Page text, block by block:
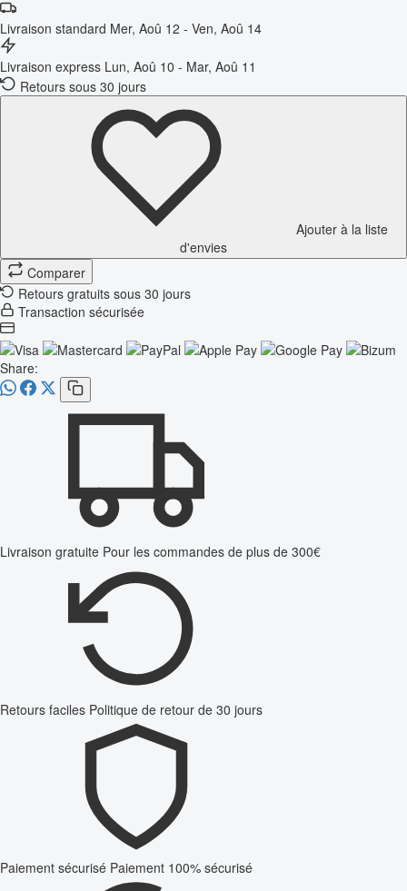
Livraison standard Mer, Aoû 12 - Ven, Aoû 14
Livraison express Lun, Aoû 10 - Mar, Aoû 11
Retours sous 30 jours
Ajouter à la liste
d'envies
Comparer
Retours gratuits sous 30 jours
Transaction sécurisée
Share:
Livraison gratuite Pour les commandes de plus de 300€
Retours faciles Politique de retour de 30 jours
Paiement sécurisé Paiement 100% sécurisé